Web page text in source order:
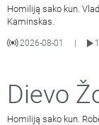
Homiliją sako kun.
Kaminskas.
2026-08-01
Dievo
Homiliją sako kun.